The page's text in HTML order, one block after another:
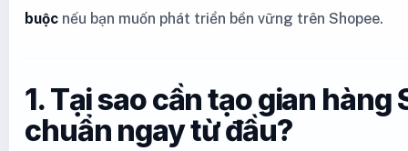
buộc nếu bạn muốn phát triển bền vững trên Shopee.
1. Tại sao cần tạo gian hàng
chuẩn ngay từ đầu?